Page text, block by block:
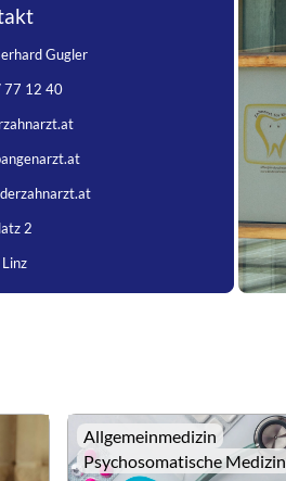
Gugler
77 12 40
2
Allgemeinmedizin
Psychosomatische Medizin